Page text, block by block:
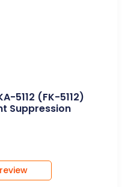
5112 (FK-5112)
Suppression